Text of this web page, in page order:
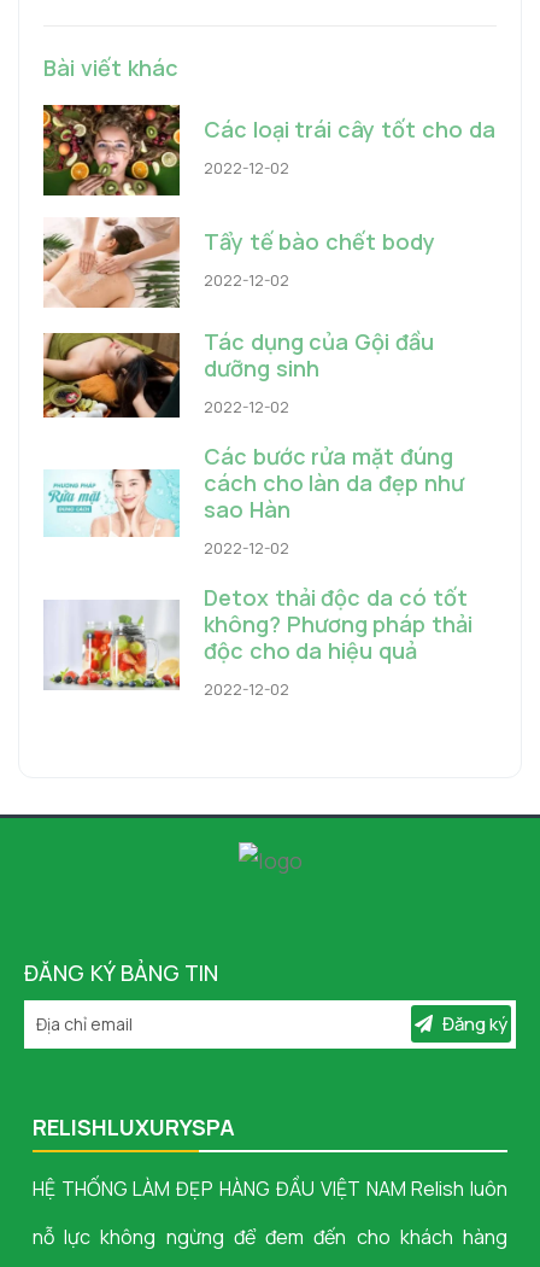
Bài viết khác
Các loại trái cây tốt cho da
2022-12-02
Tẩy tế bào chết body
2022-12-02
Tác dụng của Gội đầu
dưỡng sinh
2022-12-02
Các bước rửa mặt đúng
cách cho làn da đẹp như
sao Hàn
2022-12-02
Detox thải độc da có tốt
không? Phương pháp thải
độc cho da hiệu quả
2022-12-02
ĐĂNG KÝ BẢNG TIN
Đăng ký
RELISHLUXURYSPA
HỆ THỐNG LÀM ĐẸP HÀNG ĐẦU VIỆT NAM Relish luôn
nỗ lực không ngừng để đem đến cho khách hàng